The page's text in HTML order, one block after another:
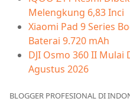
Melengkung 6,83 Inci
Xiaomi Pad 9 Series
Baterai 9.720 mAh
DJI Osmo 360 II
Agustus 2026
BLOGGER PROFESIONAL DI